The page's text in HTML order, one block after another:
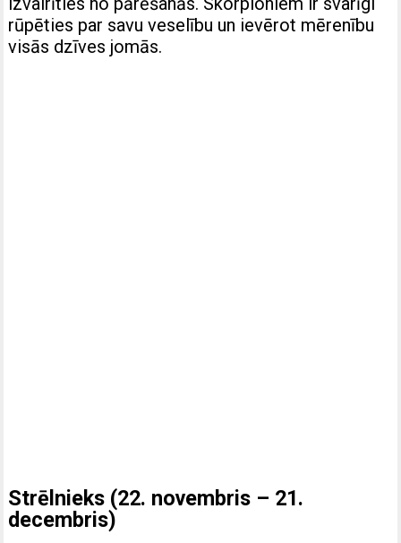
rūpēties par savu veselību un ievērot mērenību
visās dzīves jomās.
Strēlnieks (22. novembris – 21.
decembris)